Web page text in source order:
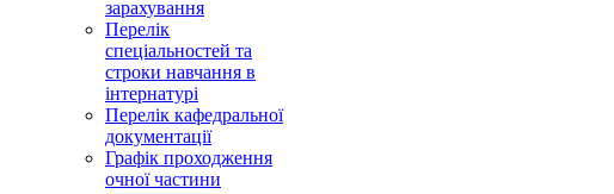
зарахування
Перелік
спеціальностей та
строки навчання в
інтернатурі
Перелік кафедральної
документації
Графік проходження
очної частини